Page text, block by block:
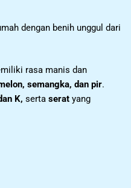
dengan benih unggul dari
rasa manis dan
semangka, dan pir.
K, serta serat yang